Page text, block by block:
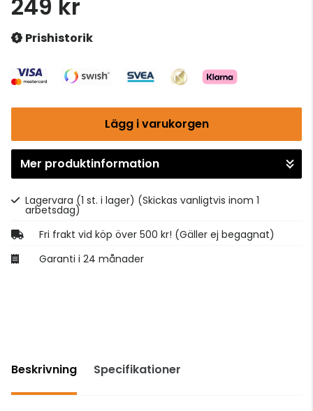
249 kr
Prishistorik
Lägg i varukorgen
Gå till kassan
Mer produktinformation
Lagervara (1 st. i lager) (Skickas vanligtvis inom 1
arbetsdag)
Fri frakt vid köp över 500 kr! (Gäller ej begagnat)
Garanti i 24 månader
Beskrivning Specifikationer